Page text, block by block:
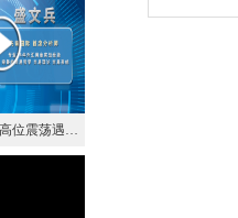
盛文兵：美元高位震荡遇阻下滑，日内继续高空美元